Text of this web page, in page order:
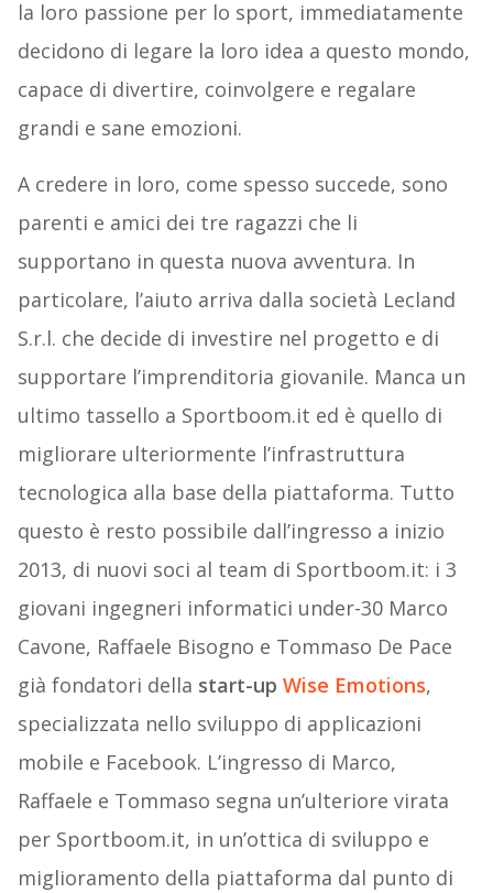
la loro passione per lo sport, immediatamente
decidono di legare la loro idea a questo mondo,
capace di divertire, coinvolgere e regalare
grandi e sane emozioni.
A credere in loro, come spesso succede, sono
parenti e amici dei tre ragazzi che li
supportano in questa nuova avventura. In
particolare, l’aiuto arriva dalla società Lecland
S.r.l. che decide di investire nel progetto e di
supportare l’imprenditoria giovanile. Manca un
ultimo tassello a Sportboom.it ed è quello di
migliorare ulteriormente l’infrastruttura
tecnologica alla base della piattaforma. Tutto
questo è resto possibile dall’ingresso a inizio
2013, di nuovi soci al team di Sportboom.it: i 3
giovani ingegneri informatici under-30 Marco
Cavone, Raffaele Bisogno e Tommaso De Pace
già fondatori della start-up Wise Emotions,
specializzata nello sviluppo di applicazioni
mobile e Facebook. L’ingresso di Marco,
Raffaele e Tommaso segna un’ulteriore virata
per Sportboom.it, in un’ottica di sviluppo e
miglioramento della piattaforma dal punto di